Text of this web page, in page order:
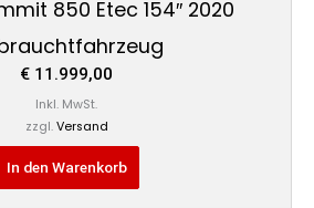
850 Etec 154″ 2020
€ 11.999,00
Inkl. MwSt.
zzgl. Versand
In den Warenkorb